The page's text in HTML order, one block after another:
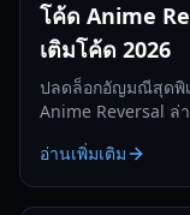
โค้ด Anime
เติมโค้ด 2026
ปลดล็อกอัญมณีสุดพิ
Anime Reversal ล่
อ่านเพิ่มเติม